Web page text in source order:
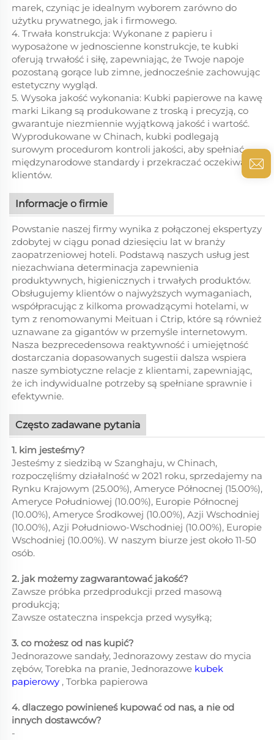
marek, czyniąc je idealnym wyborem zarówno do
użytku prywatnego, jak i firmowego.
4. Trwała konstrukcja: Wykonane z papieru i
wyposażone w jednoscienne konstrukcje, te kubki
oferują trwałość i siłę, zapewniając, że Twoje napoje
pozostaną gorące lub zimne, jednocześnie zachowując
estetyczny wygląd.
5. Wysoka jakość wykonania: Kubki papierowe na kawę
marki Likang są produkowane z troską i precyzją, co
gwarantuje niezmiennie wyjątkową jakość i wartość.
Wyprodukowane w Chinach, kubki podlegają
surowym procedurom kontroli jakości, aby spełniać
międzynarodowe standardy i przekraczać oczekiwania
klientów.
Informacje o firmie
Powstanie naszej firmy wynika z połączonej ekspertyzy
zdobytej w ciągu ponad dziesięciu lat w branży
zaopatrzeniowej hoteli. Podstawą naszych usług jest
niezachwiana determinacja zapewnienia
produktywnych, higienicznych i trwałych produktów.
Obsługujemy klientów o najwyższych wymaganiach,
współpracując z kilkoma prowadzącymi hotelami, w
tym z renomowanymi Meituan i Ctrip, które są również
uznawane za gigantów w przemyśle internetowym.
Nasza bezprecedensowa reaktywność i umiejętność
dostarczania dopasowanych sugestii dalsza wspiera
nasze symbiotyczne relacje z klientami, zapewniając,
że ich indywidualne potrzeby są spełniane sprawnie i
efektywnie.
Często zadawane pytania
1. kim jesteśmy?
Jesteśmy z siedzibą w Szanghaju, w Chinach,
rozpoczęliśmy działalność w 2021 roku, sprzedajemy na
Rynku Krajowym (25.00%), Ameryce Północnej (15.00%),
Ameryce Południowej (10.00%), Europie Północnej
(10.00%), Ameryce Środkowej (10.00%), Azji Wschodniej
(10.00%), Azji Południowo-Wschodniej (10.00%), Europie
Wschodniej (10.00%). W naszym biurze jest około 11-50
osób.
2. jak możemy zagwarantować jakość?
Zawsze próbka przedprodukcji przed masową
produkcją;
Zawsze ostateczna inspekcja przed wysyłką;
3. co możesz od nas kupić?
Jednorazowe sandały, Jednorazowy zestaw do mycia
zębów, Torebka na pranie, Jednorazowe kubek
papierowy , Torbka papierowa
4. dlaczego powinieneś kupować od nas, a nie od
innych dostawców?
-